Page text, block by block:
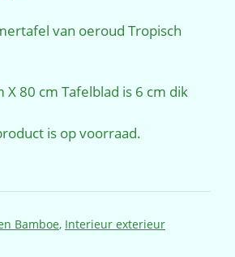
is: van oeroud Tropisch
X 80 cm Tafelblad is 6 cm dik
is op voorraad.
Bamboe, Interieur exterieur